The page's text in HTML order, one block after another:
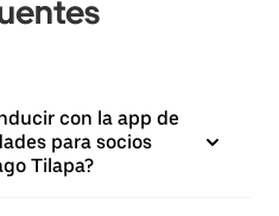
con la app de
para socios
Tilapa?